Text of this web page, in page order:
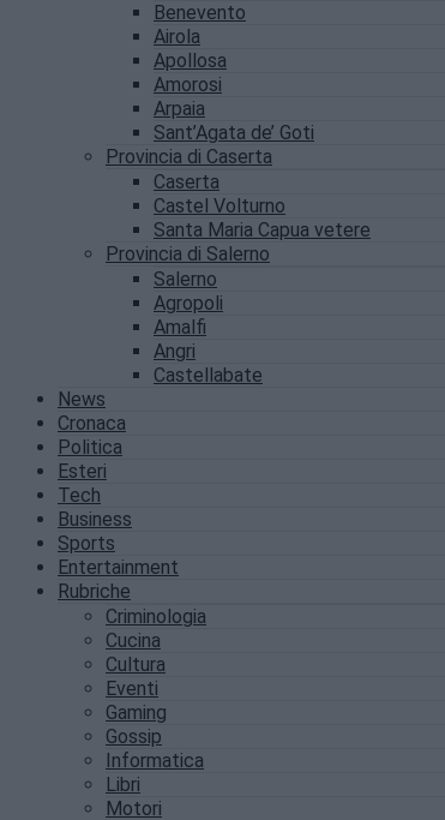
Benevento
Airola
Apollosa
Amorosi
Arpaia
Sant’Agata de’ Goti
Provincia di Caserta
Caserta
Castel Volturno
Santa Maria Capua vetere
Provincia di Salerno
Salerno
Agropoli
Amalfi
Angri
Castellabate
News
Cronaca
Politica
Esteri
Tech
Business
Sports
Entertainment
Rubriche
Criminologia
Cucina
Cultura
Eventi
Gaming
Gossip
Informatica
Libri
Motori